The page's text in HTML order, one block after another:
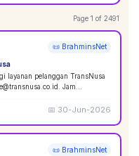
Page 1 of 2491
📜 BrahminsNet
layanan pelanggan TransNusa
Jam
📅 30-Jun-2026
📜 BrahminsNet